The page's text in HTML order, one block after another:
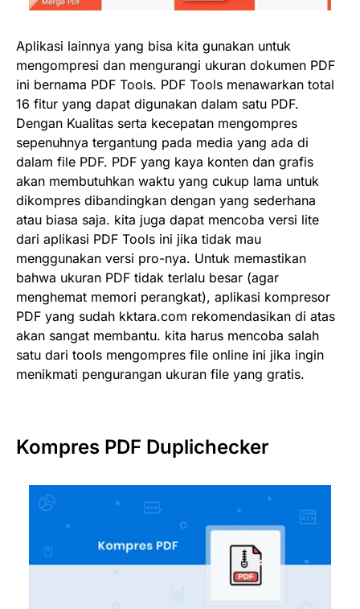
Aplikasi lainnya yang bisa kita gunakan untuk
mengompresi dan mengurangi ukuran dokumen PDF
ini bernama PDF Tools. PDF Tools menawarkan total
16 fitur yang dapat digunakan dalam satu PDF.
Dengan Kualitas serta kecepatan mengompres
sepenuhnya tergantung pada media yang ada di
dalam file PDF. PDF yang kaya konten dan grafis
akan membutuhkan waktu yang cukup lama untuk
dikompres dibandingkan dengan yang sederhana
atau biasa saja. kita juga dapat mencoba versi lite
dari aplikasi PDF Tools ini jika tidak mau
menggunakan versi pro-nya. Untuk memastikan
bahwa ukuran PDF tidak terlalu besar (agar
menghemat memori perangkat), aplikasi kompresor
PDF yang sudah kktara.com rekomendasikan di atas
akan sangat membantu. kita harus mencoba salah
satu dari tools mengompres file online ini jika ingin
menikmati pengurangan ukuran file yang gratis.
Kompres PDF Duplichecker